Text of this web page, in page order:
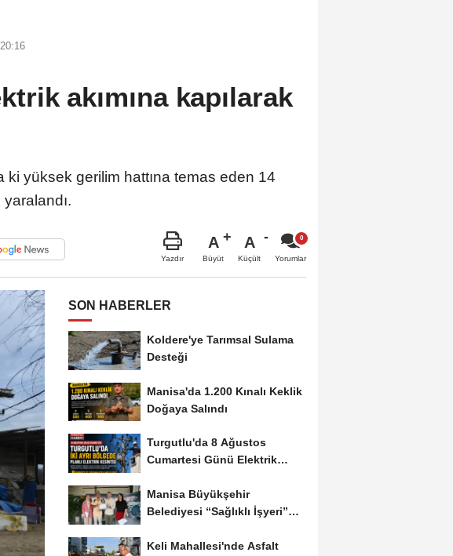
akımına kapılarak
ki yüksek gerilim hattına temas eden 14
Yazdır
A
Büyüt
A
Küçült Yorumlar
SON HABERLER
Koldere'ye Tarımsal Sulama
Desteği
Manisa'da 1.200 Kınalı Keklik
Doğaya Salındı
Turgutlu'da 8 Ağustos
Cumartesi Günü Elektrik
Manisa Büyükşehir
Belediyesi “Sağlıklı İşyeri”
Keli Mahallesi'nde Asfalt